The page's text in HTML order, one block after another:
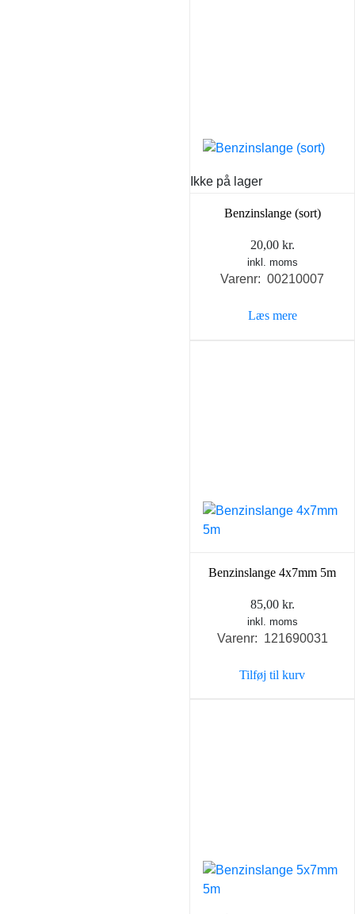
Ikke på lager
Benzinslange (sort)
20,00 kr.
inkl. moms
Varenr: 00210007
Læs mere
Benzinslange 4x7mm 5m
85,00 kr.
inkl. moms
Varenr: 121690031
Tilføj til kurv